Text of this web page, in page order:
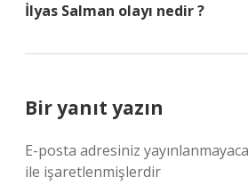
İlyas Salman olayı nedir ?
Bir yanıt yazın
E-posta adresiniz
ile işaretlenmişlerdir